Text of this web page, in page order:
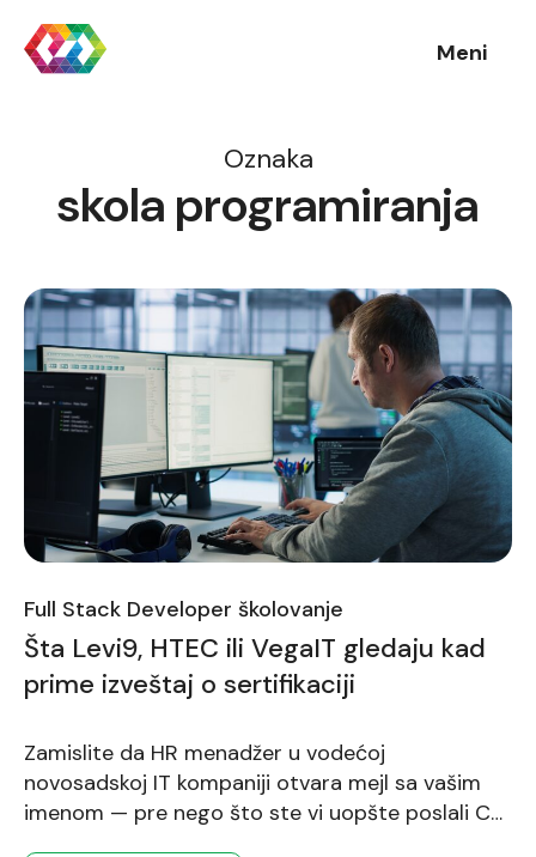
Meni
Oznaka
skola programiranja
Full Stack Developer školovanje
Šta Levi9, HTEC ili VegaIT gledaju kad
prime izveštaj o sertifikaciji
Zamislite da HR menadžer u vodećoj
novosadskoj IT kompaniji otvara mejl sa vašim
imenom — pre nego što ste vi uopšte poslali CV.